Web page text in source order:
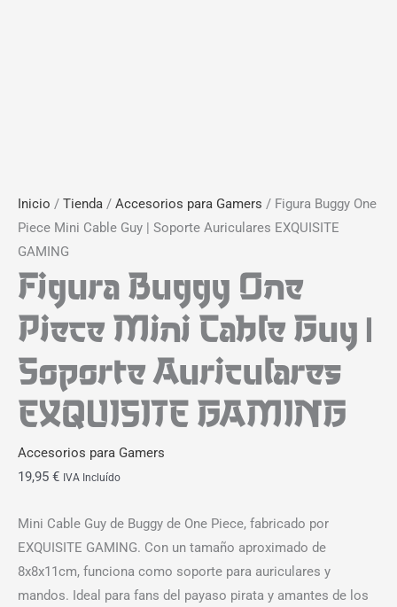
Inicio / Tienda / Accesorios para Gamers / Figura Buggy One
Piece Mini Cable Guy | Soporte Auriculares EXQUISITE
GAMING
Figura Buggy One
Piece Mini Cable Guy |
Soporte Auriculares
EXQUISITE GAMING
Accesorios para Gamers
19,95 € IVA Incluído
Mini Cable Guy de Buggy de One Piece, fabricado por
EXQUISITE GAMING. Con un tamaño aproximado de
8x8x11cm, funciona como soporte para auriculares y
mandos. Ideal para fans del payaso pirata y amantes de los